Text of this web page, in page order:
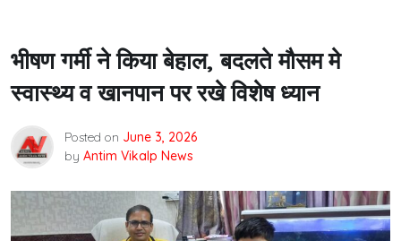
भीषण गर्मी ने किया बेहाल, बदलते मौसम मे
स्वास्थ्य व खानपान पर रखे विशेष ध्यान
Posted on June 3, 2026
by Antim Vikalp News